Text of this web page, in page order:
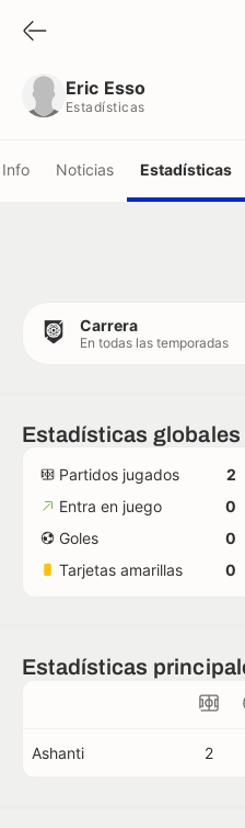
Eric Esso
Estadísticas
Info Noticias Estadísticas
Carrera
En todas las temporadas
Estadísticas globales
Partidos jugados 2
Entra en juego
0
Goles
0
Tarjetas amarillas
0
Estadísticas
Ashanti 2